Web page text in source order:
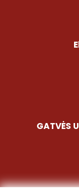
GATVĖS